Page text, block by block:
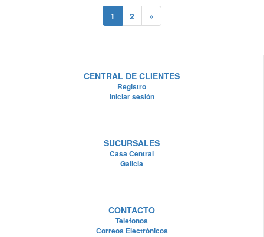
1 2 »
CENTRAL DE CLIENTES
Registro
Iniciar sesión
SUCURSALES
Casa Central
Galicia
CONTACTO
Telefonos
Correos Electrónicos